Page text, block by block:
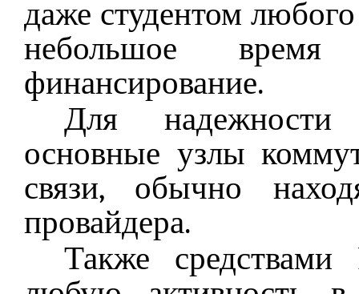
даже студентом
небольшое
финансирование.
Для надежности
основные узлы
связи, обычно
провайдера.
Также